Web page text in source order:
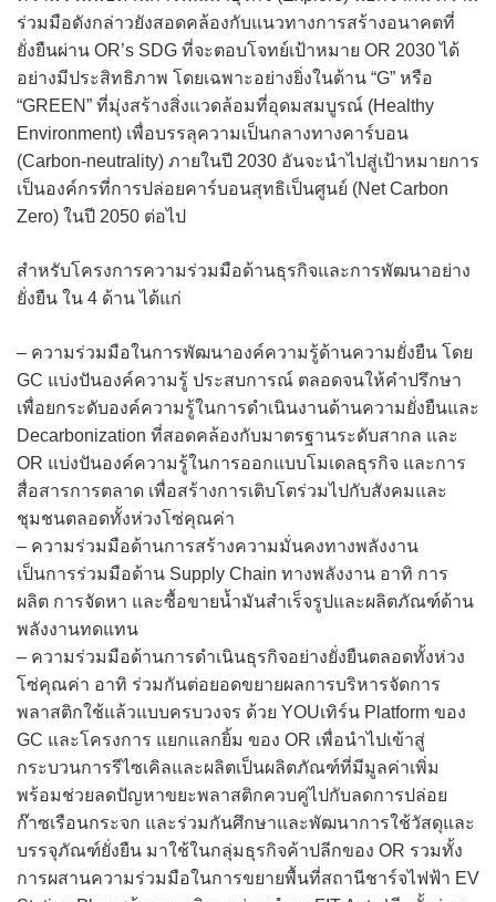
ร่วมมือดังกล่าวยังสอดคล้องกับแนวทางการสร้างอนาคตที่
ยั่งยืนผ่าน OR’s SDG ที่จะตอบโจทย์เป้าหมาย OR 2030 ได้
อย่างมีประสิทธิภาพ โดยเฉพาะอย่างยิ่งในด้าน “G” หรือ
“GREEN” ที่มุ่งสร้างสิ่งแวดล้อมที่อุดมสมบูรณ์ (Healthy
Environment) เพื่อบรรลุความเป็นกลางทางคาร์บอน
(Carbon-neutrality) ภายในปี 2030 อันจะนำไปสู่เป้าหมายการ
เป็นองค์กรที่การปล่อยคาร์บอนสุทธิเป็นศูนย์ (Net Carbon
Zero) ในปี 2050 ต่อไป
สำหรับโครงการความร่วมมือด้านธุรกิจและการพัฒนาอย่าง
ยั่งยืน ใน 4 ด้าน ได้แก่
– ความร่วมมือในการพัฒนาองค์ความรู้ด้านความยั่งยืน โดย
GC แบ่งปันองค์ความรู้ ประสบการณ์ ตลอดจนให้คำปรึกษา
เพื่อยกระดับองค์ความรู้ในการดำเนินงานด้านความยั่งยืนและ
Decarbonization ที่สอดคล้องกับมาตรฐานระดับสากล และ
OR แบ่งปันองค์ความรู้ในการออกแบบโมเดลธุรกิจ และการ
สื่อสารการตลาด เพื่อสร้างการเติบโตร่วมไปกับสังคมและ
ชุมชนตลอดทั้งห่วงโซ่คุณค่า
– ความร่วมมือด้านการสร้างความมั่นคงทางพลังงาน
เป็นการร่วมมือด้าน Supply Chain ทางพลังงาน อาทิ การ
ผลิต การจัดหา และซื้อขายน้ำมันสำเร็จรูปและผลิตภัณฑ์ด้าน
พลังงานทดแทน
– ความร่วมมือด้านการดำเนินธุรกิจอย่างยั่งยืนตลอดทั้งห่วง
โซ่คุณค่า อาทิ ร่วมกันต่อยอดขยายผลการบริหารจัดการ
พลาสติกใช้แล้วแบบครบวงจร ด้วย YOUเทิร์น Platform ของ
GC และโครงการ แยกแลกยิ้ม ของ OR เพื่อนำไปเข้าสู่
กระบวนการรีไซเคิลและผลิตเป็นผลิตภัณฑ์ที่มีมูลค่าเพิ่ม
พร้อมช่วยลดปัญหาขยะพลาสติกควบคู่ไปกับลดการปล่อย
ก๊าซเรือนกระจก และร่วมกันศึกษาและพัฒนาการใช้วัสดุและ
บรรจุภัณฑ์ยั่งยืน มาใช้ในกลุ่มธุรกิจค้าปลีกของ OR รวมทั้ง
การผสานความร่วมมือในการขยายพื้นที่สถานีชาร์จไฟฟ้า EV